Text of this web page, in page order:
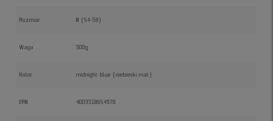
Rozmiar M (54-58)
Waga 300g
Kolor midnight blue (niebieski mat)
EAN 4003318654978